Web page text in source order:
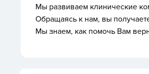
Мы развиваем клинические
Обращаясь к нам, вы
Мы знаем, как помочь Вам